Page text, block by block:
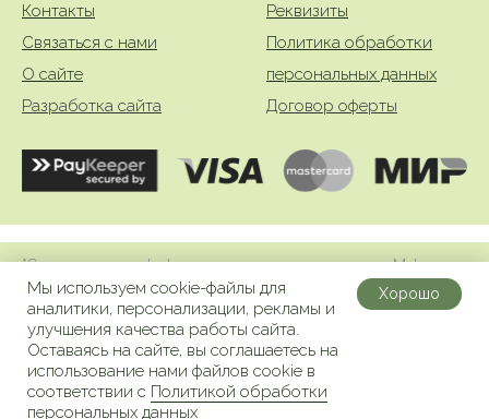
В корзину
Контакты
Связаться с нами
О сайте
Разработка сайта
Реквизиты
Политика обработки
персональных данных
Договор оферты
*Социальная сеть Instagram принадлежит компании Meta
Platforms Inc., которая запрещена на территории РФ в связи с
осуществлением экстремистской деятельности
Мы используем cookie-файлы для
аналитики, персонализации, рекламы и
улучшения качества работы сайта.
Оставаясь на сайте, вы соглашаетесь на
использование нами файлов cookie в
соответствии с Политикой обработки
персональных данных
Хорошо